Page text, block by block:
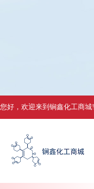
您好，欢迎来到锏鑫化工商城!